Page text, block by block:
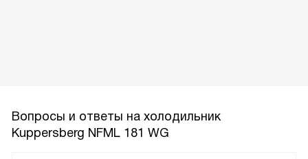
Вопросы и ответы на холодильник
Kuppersberg NFML 181 WG